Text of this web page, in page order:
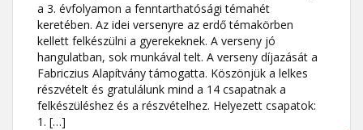
a 3. évfolyamon a fenntarthatósági témahét
keretében. Az idei versenyre az erdő témakörben
kellett felkészülni a gyerekeknek. A verseny jó
hangulatban, sok munkával telt. A verseny díjazását a
Fabriczius Alapítvány támogatta. Köszönjük a lelkes
részvételt és gratulálunk mind a 14 csapatnak a
felkészüléshez és a részvételhez. Helyezett csapatok:
1. […]